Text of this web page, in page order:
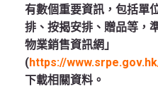
有數個重要資訊，包括單
排、按揭安排、贈品等，
物業銷售資訊網」
(https://
下載相關資料。